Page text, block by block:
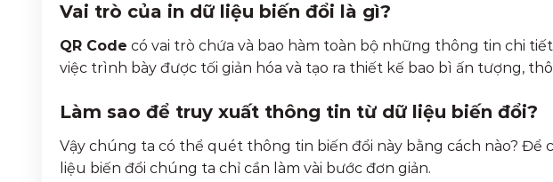
Vai trò của in dữ liệu biến đổi là gì?
QR Code có vai trò chứa và bao hàm toàn bộ những thông tin chi
việc trình bày được tối giản hóa và tạo ra thiết kế bao bì ấn tượng,
Làm sao để truy xuất thông tin từ dữ liệu biến đổi?
Vậy chúng ta có thể quét thông tin biến đổi này bằng cách nào?
liệu biến đổi chúng ta chỉ cần làm vài bước đơn giản.